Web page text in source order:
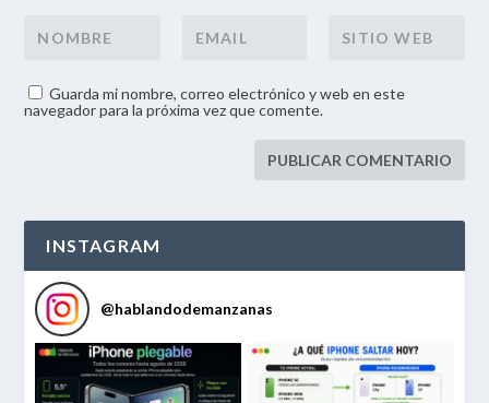
Guarda mi nombre, correo electrónico y web en este
navegador para la próxima vez que comente.
INSTAGRAM
@hablandodemanzanas